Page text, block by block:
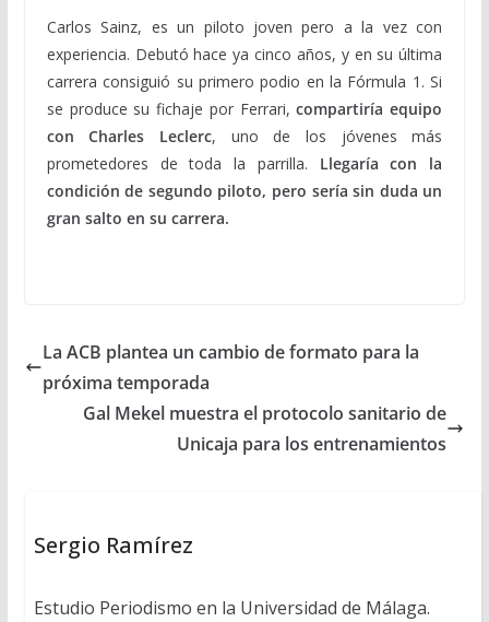
Carlos Sainz, es un piloto joven pero a la vez con
experiencia. Debutó hace ya cinco años, y en su última
carrera consiguió su primero podio en la Fórmula 1. Si
se produce su fichaje por Ferrari,compartiría equipo
con Charles Leclerc, uno de los jóvenes más
prometedores de toda la parrilla. Llegaría con la
condición de segundo piloto, pero sería sin duda un
gran salto en su carrera.
La ACB plantea un cambio de formato para la
próxima temporada
Gal Mekel muestra el protocolo sanitario de
Unicaja para los entrenamientos
Sergio Ramírez
Estudio Periodismo en la Universidad de Málaga.